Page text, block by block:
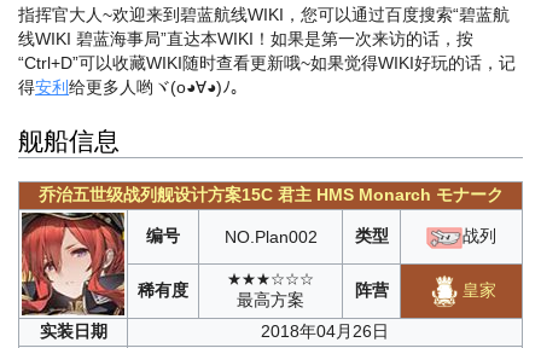
指挥官大人~欢迎来到碧蓝航线WIKI，您可以通过百度搜索“碧蓝航
线WIKI 碧蓝海事局”直达本WIKI！如果是第一次来访的话，按
“Ctrl+D”可以收藏WIKI随时查看更新哦~如果觉得WIKI好玩的话，记
得安利 给更多人哟ヾ(o◕∀◕)ﾉ。
舰船信息
乔治五世级战列舰设计方案15C 君主 HMS Monarch モナーク
编号 NO.Plan002 类型 战列
稀有度
★★★☆☆☆
最高方案 阵营 皇家
实装日期
2018年04月26日